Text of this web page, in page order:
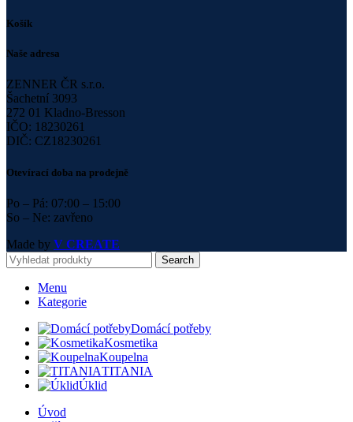
Košík
Naše adresa
ZENNER ČR s.r.o.
Šachetní 3093
272 01 Kladno-Bresson
IČO: 18230261
DIČ: CZ18230261
Otevírací doba na prodejně
Po – Pá: 07:00 – 15:00
So – Ne: zavřeno
Made by V CREATE
Search
Menu
Kategorie
Domácí potřeby
Kosmetika
Koupelna
TITANIA
Úklid
Úvod